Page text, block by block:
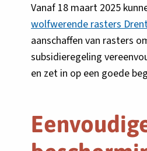
Vanaf 18 maart 2025
wolfwerende rasters
aanschaffen van rasters
subsidieregeling
en zet in op een goede